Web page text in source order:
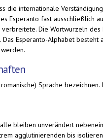
die internationale
Esperanto fast ausschließlich
Die Wortwurzeln
Esperanto-Alphabet besteht
Sprache
bleiben unverändert
agglutinierenden bis